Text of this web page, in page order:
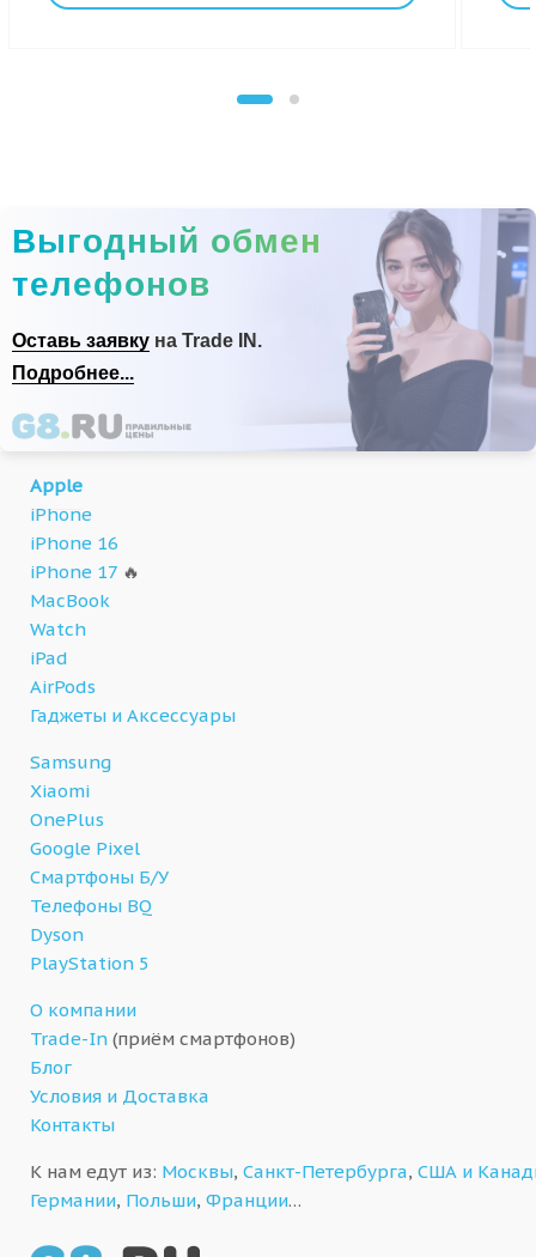
Выгодный обмен
телефонов
Оставь заявку на Trade IN.
Подробнее...
Apple
iPhone
iPhone 16
iPhone 17 🔥
MacBook
Watch
iPad
AirPods
Гаджеты и Аксессуары
Samsung
Xiaomi
OnePlus
Google Pixel
Смартфоны Б/У
Телефоны BQ
Dyson
PlayStation 5
О компании
Trade-In (приём смартфонов)
Блог
Условия и Доставка
Контакты
К нам едут из: Москвы, Санкт-Петербурга, США и
Германии, Польши, Франции…